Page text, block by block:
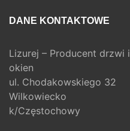
DANE KONTAKTOWE
Lizurej – Producent drzwi i
okien
ul. Chodakowskiego 32
Wilkowiecko
k/Częstochowy